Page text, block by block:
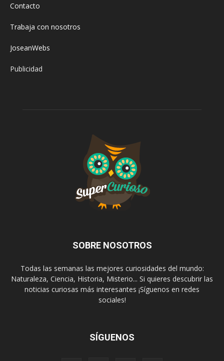
Contacto
Trabaja con nosotros
JoseanWebs
Publicidad
SOBRE NOSOTROS
Todas las semanas las mejores curiosidades del mundo:
Naturaleza, Ciencia, Historia, Misterio... Si quieres descubrir las
noticias curiosas más interesantes ¡Síguenos en redes
sociales!
SÍGUENOS